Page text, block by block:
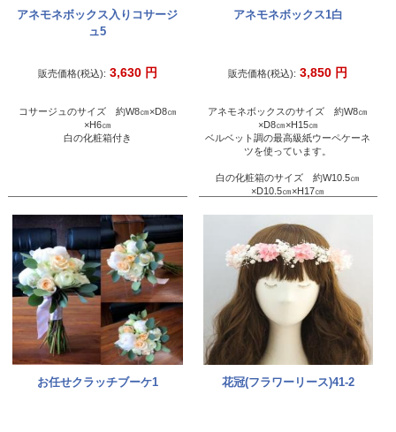
アネモネボックス入りコサージ
ュ5
販売価格(税込): 3,630 円
コサージュのサイズ 約W8㎝×D8㎝
×H6㎝
白の化粧箱付き
アネモネボックス1白
販売価格(税込): 3,850 円
アネモネボックスのサイズ 約W8㎝
×D8㎝×H15㎝
ベルベット調の最高級紙ウーペケーネ
ツを使っています。
白の化粧箱のサイズ 約W10.5㎝
×D10.5㎝×H17㎝
お任せクラッチブーケ1 花冠(フラワーリース)41-2